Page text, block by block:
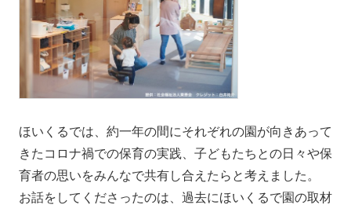
ほいくるでは、約一年の間にそれぞれの園が向きあって
きたコロナ禍での保育の実践、子どもたちとの日々や保
育者の思いをみんなで共有し合えたらと考えました。
お話をしてくださったのは、過去にほいくるで園の取材